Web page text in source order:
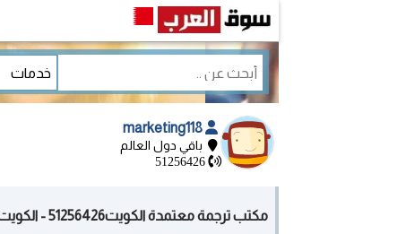
باقي دول العالم
51256426
مكتب ترجمة معتمدة الكويت51256426 - الكويت